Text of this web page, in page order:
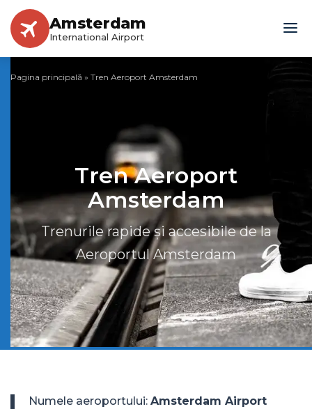
Amsterdam
International Airport
Pagina principală » Tren Aeroport Amsterdam
Tren Aeroport
Amsterdam
Trenurile rapide și accesibile de la
Aeroportul Amsterdam
Numele aeroportului: Amsterdam Airport